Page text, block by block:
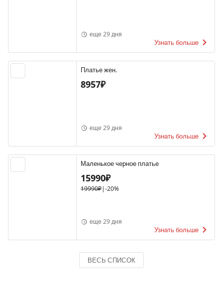
еще 29 дня
Узнать больше
Платье жен.
8957₽
еще 29 дня
Узнать больше
Маленькое черное платье
15990₽
19990₽|-20%
еще 29 дня
Узнать больше
ВЕСЬ СПИСОК